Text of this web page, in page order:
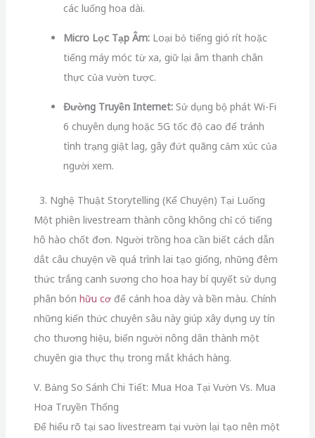
các luống hoa dài.
Micro Lọc Tạp Âm:Loại bỏ tiếng gió rít hoặc
tiếng máy móc từ xa, giữ lại âm thanh chân
thực của vườn tược.
Đường Truyền Internet:Sử dụng bộ phát Wi-Fi
6 chuyên dụng hoặc 5G tốc độ cao để tránh
tình trạng giật lag, gây đứt quãng cảm xúc của
người xem.
3. Nghệ Thuật Storytelling (Kể Chuyện) Tại Luống
Một phiên livestream thành công không chỉ có tiếng
hô hào chốt đơn. Người trồng hoa cần biết cách dẫn
dắt câu chuyện về quá trình lai tạo giống, những đêm
thức trắng canh sương cho hoa hay bí quyết sử dụng
phân bón hữu cơđể cánh hoa dày và bền màu. Chính
những kiến thức chuyên sâu này giúp xây dựng uy tín
cho thương hiệu, biến người nông dân thành một
chuyên gia thực thụ trong mắt khách hàng.
V. Bảng So Sánh Chi Tiết: Mua Hoa Tại Vườn Vs. Mua
Hoa Truyền Thống
Để hiểu rõ tại sao livestream tại vườn lại tạo nên một